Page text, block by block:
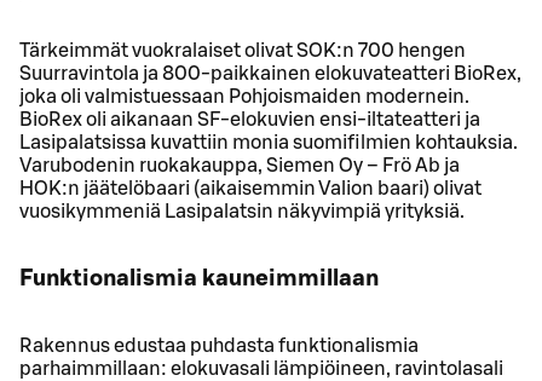
Tärkeimmät vuokralaiset olivat SOK:n 700 hengen
Suurravintola ja 800-paikkainen elokuvateatteri BioRex,
joka oli valmistuessaan Pohjoismaiden modernein.
BioRex oli aikanaan SF-elokuvien ensi-iltateatteri ja
Lasipalatsissa kuvattiin monia suomifilmien kohtauksia.
Varubodenin ruokakauppa, Siemen Oy – Frö Ab ja
HOK:n jäätelöbaari (aikaisemmin Valion baari) olivat
vuosikymmeniä Lasipalatsin näkyvimpiä yrityksiä.
Funktionalismia kauneimmillaan
Rakennus edustaa puhdasta funktionalismia
parhaimmillaan: elokuvasali lämpiöineen, ravintolasali